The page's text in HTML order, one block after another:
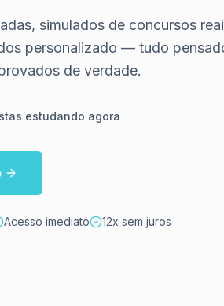
simulados de concursos
personalizado — tudo
de verdade.
estudando agora
Acesso imediato 12x sem juros